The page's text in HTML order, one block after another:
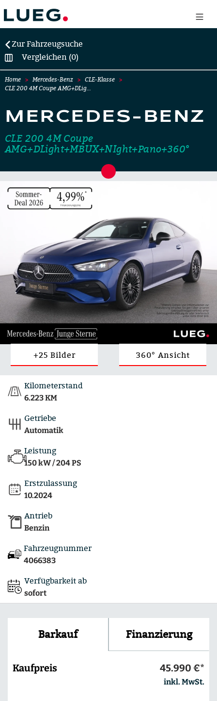
Zur Fahrzeugsuche
Vergleichen (0)
Home Mercedes-Benz
CLE-Klasse
CLE 200 4M Coupe AMG+DLig…
MERCEDES-BENZ
CLE 200 4M Coupe
AMG+DLight+MBUX+NIght+Pano+360°
+25 Bilder 360° Ansicht
Kilometerstand
6.223 KM
Getriebe
Automatik
Leistung
150 kW / 204 PS
Erstzulassung
10.2024
Antrieb
Benzin
Fahrzeugnummer
4066383
Verfügbarkeit ab
sofort
Barkauf Finanzierung
Kaufpreis 45.990 €*
inkl. MwSt.